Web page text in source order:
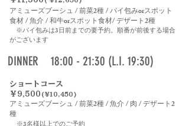
アミューズブーシュ / 前菜2種 / パイ包みorスポット
食材 / 魚介 / 和牛orスポット食材/ デザート2種
※パイ包みは3日前までの要予約。順番が前後する場合
がございます
DINNER 18:00 - 21:30 (L.I. 19:30)
ショートコース
￥9,500 (¥10,450)
アミューズブーシュ / 前菜2種 / 魚介 / 肉 / デザート2
種